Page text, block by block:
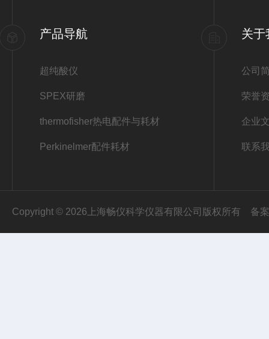
产品导航
超纯酸仪
SPEX研磨
thermofisher热电配件与耗材
Perkinelmer配件耗材
关于
公司
荣誉
企业
联系
Copyright © 2026上海畅仪科学仪器有限公司版权所有 备